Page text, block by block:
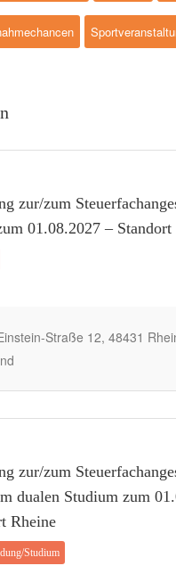
zur/zum
01.08.2027 – Standort
Straße 12, 48431
zur/zum
dualen Studium zum
Rheine
Studium